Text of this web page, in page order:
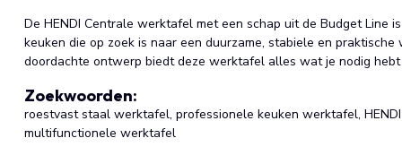
De HENDI Centrale werktafel met een schap uit de Budget Line
keuken die op zoek is naar een duurzame, stabiele en
doordachte ontwerp biedt deze werktafel alles wat je nodig
Zoekwoorden:
roestvast staal werktafel, professionele keuken werktafel,
multifunctionele werktafel